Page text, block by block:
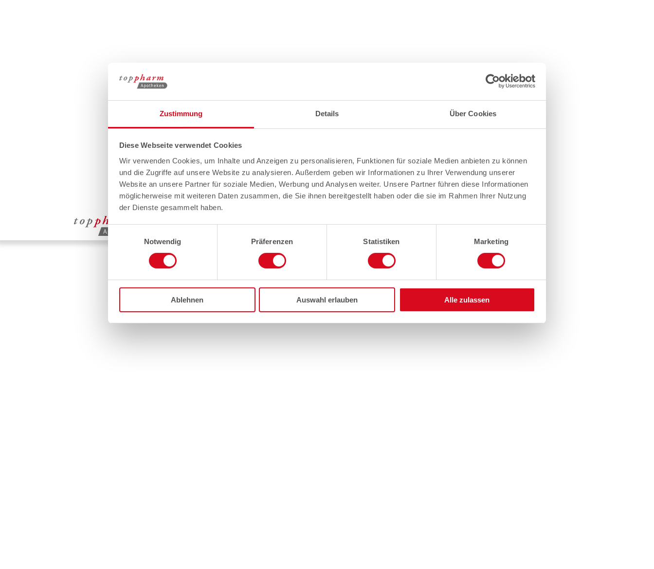
Zustimmung Details Über Cookies
Diese Webseite verwendet Cookies
Wir verwenden Cookies, um Inhalte und Anzeigen zu personalisieren, Funktionen für soziale Medien anbieten zu können
und die Zugriffe auf unsere Website zu analysieren. Außerdem geben wir Informationen zu Ihrer Verwendung unserer
Website an unsere Partner für soziale Medien, Werbung und Analysen weiter. Unsere Partner führen diese Informationen
möglicherweise mit weiteren Daten zusammen, die Sie ihnen bereitgestellt haben oder die sie im Rahmen Ihrer Nutzung
der Dienste gesammelt haben.
Einwilligungsauswahl
Notwendig
Präferenzen Statistiken Marketing
Ablehnen Auswahl erlauben Alle zulassen